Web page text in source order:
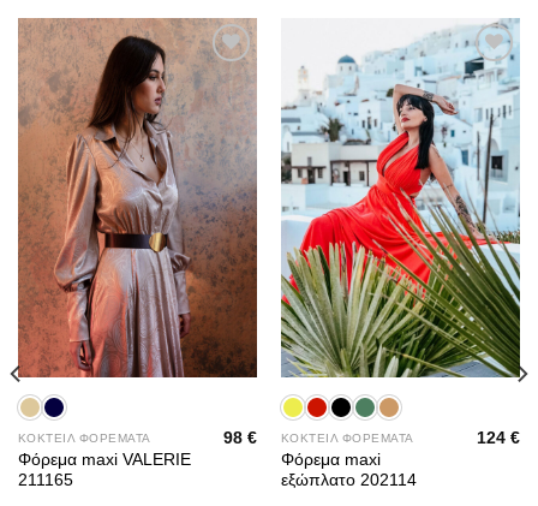
Add to
wishlist
ΚΟΚΤΕΙΛ ΦΟΡΕΜΑΤΑ
Φόρεμα maxi VALERIE
211165
98€
Add to
wishlist
ΚΟΚΤΕΙΛ ΦΟΡΕΜΑΤΑ
Φόρεμα maxi
εξώπλατο 202114
124€